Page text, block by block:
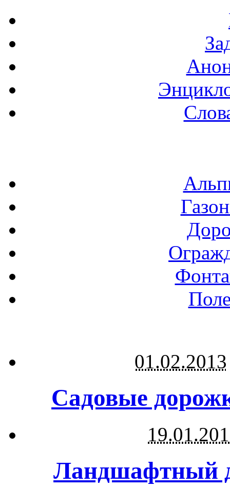
01.02.2013
Садовые
Ландшафтный